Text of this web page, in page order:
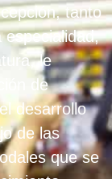
tanto
especialidad,
le
de
desarrollo
de las
que se